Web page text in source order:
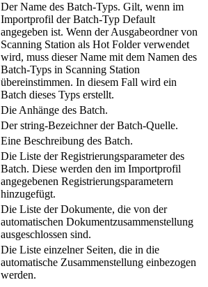
Der Name des Batch-Typs. Gilt, wenn im
Importprofil der Batch-Typ Default
angegeben ist. Wenn der Ausgabeordner von
Scanning Station als Hot Folder verwendet
wird, muss dieser Name mit dem Namen des
Batch-Typs in Scanning Station
übereinstimmen. In diesem Fall wird ein
Batch dieses Typs erstellt.
Die Anhänge des Batch.
Der string-Bezeichner der Batch-Quelle.
Eine Beschreibung des Batch.
Die Liste der Registrierungsparameter des
Batch. Diese werden den im Importprofil
angegebenen Registrierungsparametern
hinzugefügt.
Die Liste der Dokumente, die von der
automatischen Dokumentzusammenstellung
ausgeschlossen sind.
Die Liste einzelner Seiten, die in die
automatische Zusammenstellung einbezogen
werden.